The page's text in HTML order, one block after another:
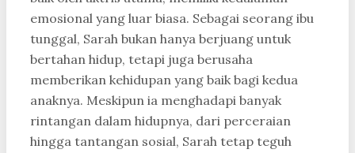
emosional yang luar biasa. Sebagai seorang ibu
tunggal, Sarah bukan hanya berjuang untuk
bertahan hidup, tetapi juga berusaha
memberikan kehidupan yang baik bagi kedua
anaknya. Meskipun ia menghadapi banyak
rintangan dalam hidupnya, dari perceraian
hingga tantangan sosial, Sarah tetap teguh